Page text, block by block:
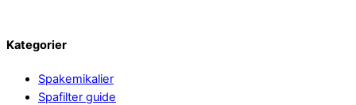
Back
Top
Kategorier
Spakemikalier
Spafilter guide